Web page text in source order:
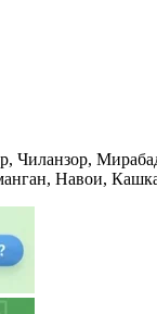
Чиланзор,
Навои,